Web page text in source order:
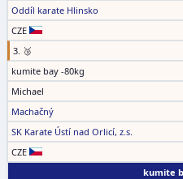
Oddíl karate Hlinsko
CZE
3. 🥉
kumite bay -80kg
Michael
Machačný
SK Karate Ústí nad Orlicí, z.s.
CZE
kumite